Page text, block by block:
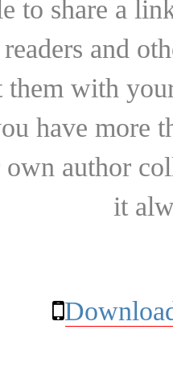
to share a
and
them with
have more
author
it